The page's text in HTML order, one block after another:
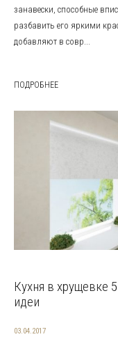
занавески, способные
разбавить его яркими
добавляют в совр...
ПОДРОБНЕЕ
Кухня в хрущевке
идеи
03.04.2017